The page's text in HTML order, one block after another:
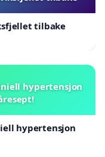
tilbake
hypertensjon
hypertensjon